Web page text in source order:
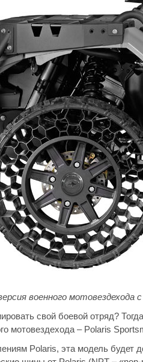
военного
свой боевой отряд?
мотовездехода – Polaris
Polaris, эта модель будет